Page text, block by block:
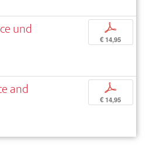
und p
€ 14,95
and p
€ 14,95